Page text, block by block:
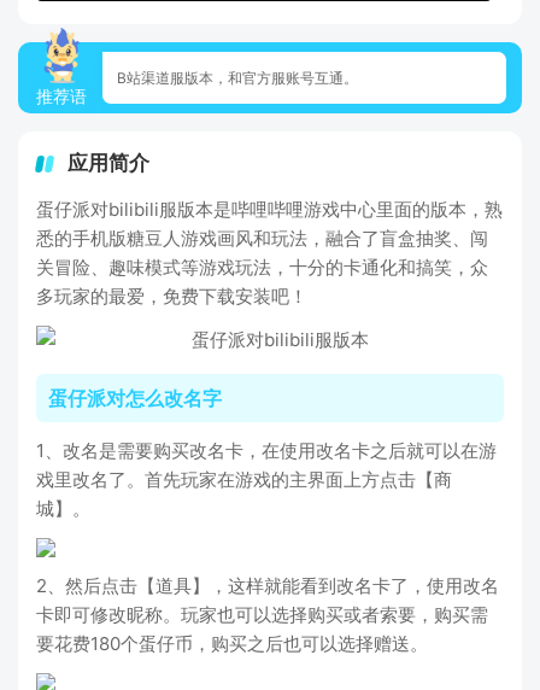
推荐语
B站渠道服版本，和官方服账号互通。
应用简介
蛋仔派对bilibili服版本是哔哩哔哩游戏中心里面的版本，熟
悉的手机版糖豆人游戏画风和玩法，融合了盲盒抽奖、闯
关冒险、趣味模式等游戏玩法，十分的卡通化和搞笑，众
多玩家的最爱，免费下载安装吧！
蛋仔派对怎么改名字
1、改名是需要购买改名卡，在使用改名卡之后就可以在游
戏里改名了。首先玩家在游戏的主界面上方点击【商
城】。
2、然后点击【道具】，这样就能看到改名卡了，使用改名
卡即可修改昵称。玩家也可以选择购买或者索要，购买需
要花费180个蛋仔币，购买之后也可以选择赠送。